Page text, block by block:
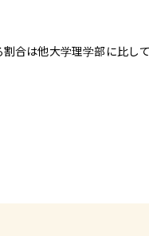
合は他大学理学部に比